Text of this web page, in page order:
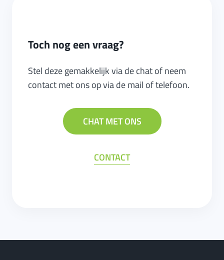
Toch nog een vraag?
Stel deze gemakkelijk via de chat of neem
contact met ons op via de mail of telefoon.
CHAT MET ONS
CONTACT